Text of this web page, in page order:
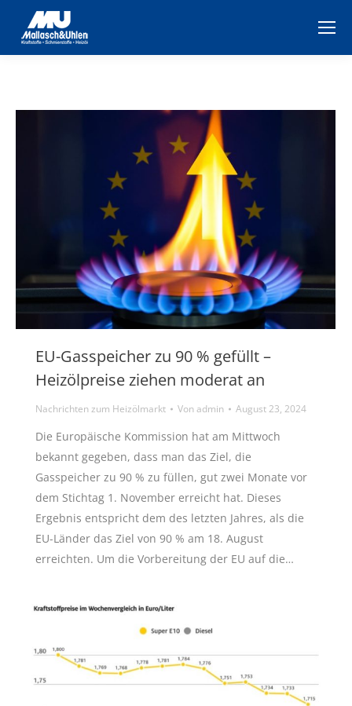
EU-Gasspeicher zu 90 % gefüllt –
Heizölpreise ziehen moderat an
Nachrichten zum Heizölmarkt Vonadmin August 23, 2024
Die Europäische Kommission hat am Mittwoch
bekannt gegeben, dass man das Ziel, die
Gasspeicher zu 90 % zu füllen, gut zwei Monate vor
dem Stichtag 1. November erreicht hat. Dieses
Ergebnis entspricht dem des letzten Jahres, als die
EU-Länder das Ziel von 90 % am 18. August
erreichten. Um die Vorbereitung der EU auf die…